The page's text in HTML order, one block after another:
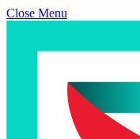
Close Menu